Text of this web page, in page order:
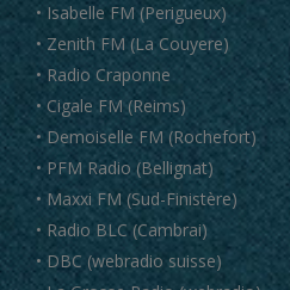
• Isabelle FM (Perigueux)
• Zenith FM (La Couyere)
• Radio Craponne
• Cigale FM (Reims)
• Demoiselle FM (Rochefort)
• PFM Radio (Bellignat)
• Maxxi FM (Sud-Finistère)
• Radio BLC (Cambrai)
• DBC (webradio suisse)